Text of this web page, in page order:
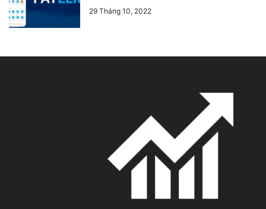
29 Tháng 10, 2022